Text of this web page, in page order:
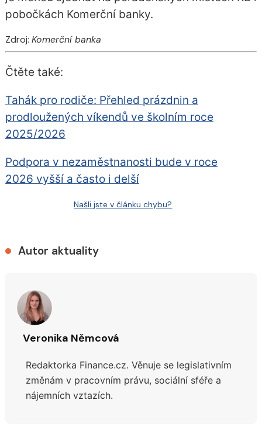
pobočkách Komerční banky.
Zdroj: Komerční banka
Čtěte také:
Tahák pro rodiče: Přehled prázdnin a
prodloužených víkendů ve školním roce
2025/2026
Podpora v nezaměstnanosti bude v roce
2026 vyšší a často i delší
Našli jste v článku chybu?
Autor aktuality
Veronika Němcová
Redaktorka Finance.cz. Věnuje se legislativním
změnám v pracovním právu, sociální sféře a
nájemních vztazích.